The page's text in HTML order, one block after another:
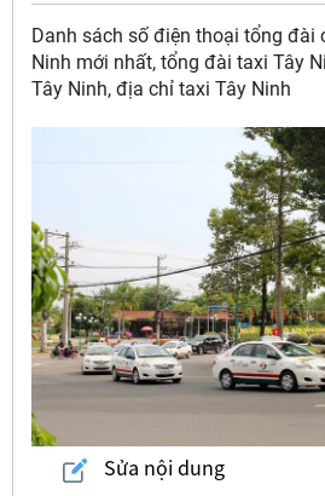
Danh sách số điện thoại tổng đài
Ninh mới nhất, tổng đài taxi Tây
Tây Ninh, địa chỉ taxi Tây Ninh
Sửa nội dung